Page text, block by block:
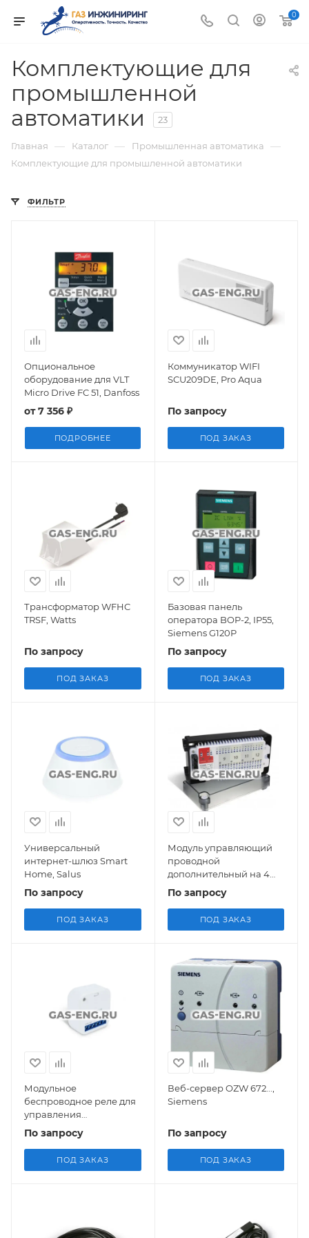
0
Комплектующие для
промышленной
автоматики
23
Главная — Каталог — Промышленная автоматика —
Комплектующие для промышленной автоматики
ФИЛЬТР
Опциональное
оборудование для VLT
Micro Drive FC 51, Danfoss
от7 356 ₽
ПОДРОБНЕЕ
Коммуникатор WIFI
SCU209DE, Pro Aqua
По запросу
ПОД ЗАКАЗ
Трансформатор WFHC
TRSF, Watts
По запросу
ПОД ЗАКАЗ
Базовая панель
оператора BOP-2, IP55,
Siemens G120P
По запросу
ПОД ЗАКАЗ
Универсальный
интернет-шлюз Smart
Home, Salus
По запросу
ПОД ЗАКАЗ
Модуль управляющий
проводной
дополнительный на 4
зоны, Salus
По запросу
ПОД ЗАКАЗ
Модульное
беспроводное реле для
управления
электрическими
приборами, Salus
По запросу
ПОД ЗАКАЗ
Веб-сервер OZW 672...,
Siemens
По запросу
ПОД ЗАКАЗ